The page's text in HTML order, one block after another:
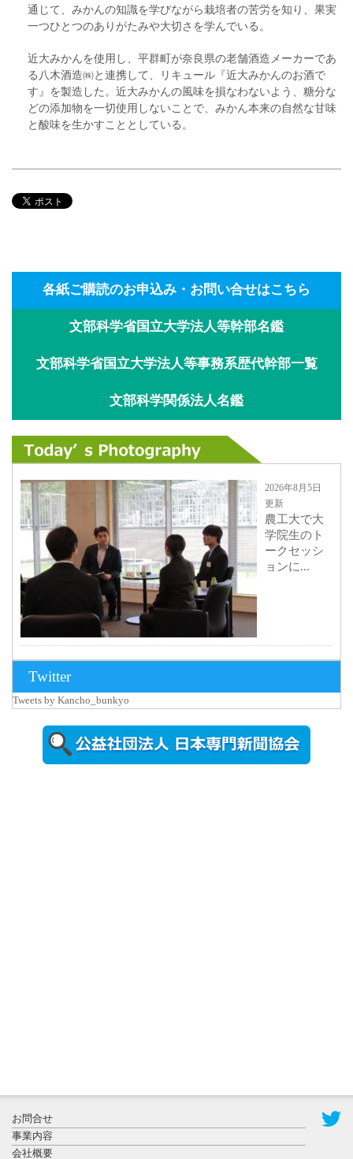
通じて、みかんの知識を学びながら栽培者の苦労を知り、果実
一つひとつのありがたみや大切さを学んでいる。
近大みかんを使用し、平群町が奈良県の老舗酒造メーカーであ
る八木酒造㈱と連携して、リキュール『近大みかんのお酒で
す』を製造した。近大みかんの風味を損なわないよう、糖分な
どの添加物を一切使用しないことで、みかん本来の自然な甘味
と酸味を生かすこととしている。
各紙ご購読のお申込み・お問い合せはこちら
文部科学省国立大学法人等幹部名鑑
文部科学省国立大学法人等事務系歴代幹部一覧
文部科学関係法人名鑑
2026年8月5日
更新
農工大で大
学院生のト
ークセッシ
ョンに...
ォトスポッ
ト （8...
県警等と大
規模災害時
連携協定を
締結し...
Twitter
Tweets by Kancho_bunkyo
お問合せ
事業内容
会社概要